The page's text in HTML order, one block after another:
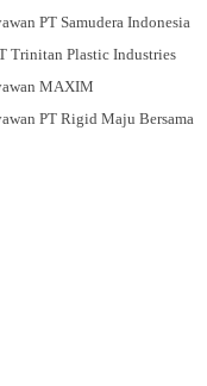
PT Samudera Indonesia
Trinitan Plastic Industries
MAXIM
PT Rigid Maju Bersama